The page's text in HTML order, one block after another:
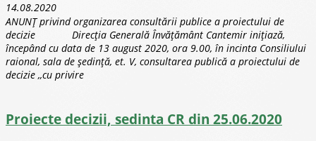
14.08.2020
ANUNȚ privind organizarea consultării publice a proiectului de
decizie Direcția Generală Învățământ Cantemir inițiază,
începând cu data de 13 august 2020, ora 9.00, în incinta Consiliului
raional, sala de ședință, et. V, consultarea publică a proiectului de
decizie ,,cu privire
Proiecte decizii, sedinta CR din 25.06.2020